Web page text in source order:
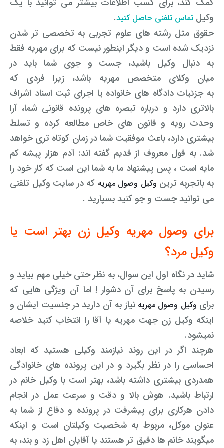
انتشار تصویر و فیلم اشخاص
مشاوره حقوقی جرم هک
مجازات های قانونی در بازی های آنلاین
مشاوره حقوقی جرم لواط
لواط دانش آموزان در مدرسه
مجازات جرم لواط
مشاوره حقوقی جرایم امنیتی داخلی و خارجی
اسید پاشی منتهی به قتل
اسید پاشی منتهی به صدمه
مشاوره حقوقی جرم کشف حجاب
مشاوره حقوقی جرم توهین به مقدسات مذهبی
جرم روزه خواری در ماه رمضان
اهانت به مقدسات مذهبی
اهانت شدید به مقدسات (ساب النبی)
اسید پاشی منتهی به از کار افتادن عضو
استفاده حمل نگهداری تعمیر ماهواره
مجازات حمل اسلحه بدون مجوز
مجازات شکار غیر مجاز
تبانی در معاملات دولتی
اوراق کردن اتومبیل بدون مجوز قانونی
مشاوره حقوقی جرم رشا و ارتشا
مشاوره حقوقی جرم خودکشی
مشاوره حقوقی آلودگی محیط زیست
مشاوره حقوقی مزاحمت واتساپی
اعاده دادرسی در دعوی حقوقی (غیر مالی)
اعاده دادرسی در دعوی حقوقی (مالی)
مشاوره رایگان با وکیل مواد مخدر
وکیل مواد مخدر
قانون آلودگی صوتی
شکایت از آلودگی صوتی
وکیل کیفری آنلاین
رویکرد حادثه بدون شاهد
مشاوره حقوقی تخریب
رفع بلاتکلیفی زن در طلاق
آموزش طلاق برای ازدواج با مرد بهتر
وکیل مرد برای طلاق
طلاق کی اقسام
حکم طلاق ۵ ساعته
همه چیز درباره عده طلاق بائن خلعی
اعلام آمادگی برای طلاق
چگونه طلاق بخواهیم؟
وکیل طلاق در گلستان
وکیل طلاق در اهواز
وکیل طلاق در تهران
وکیل طلاق در تبریز
وکیل طلاق در مازندران
وکیل طلاق کرج
وکیل طلاق خیانتی
وکیل ماهر برای طلاق
وکیل طلاق مشاوره رایگان
کمک کند، برای کسب اطلاعات بیشتر می توانید با یک
وکیل تماس تلفنی حاصل کنید.
حقوق مثل رشته های علوم تجربی به تخصصی تر شدن
نزدیک شده است و دیگر اینطور نیست که برای مهریه فقط
به دنبال وکیل باشید، جست و جوی شما باید در
میان وکلای متخصص مهریه باشد، زیرا فردی که
بهجزئیات دادگاه های خانواده یا اجرای ثبت اسناد اشراف
بالاتری دارد و درباره تبصره های پرونده قانونی شما، آرا
وحدت رویه و قانون های خاص مطالعه کرده و تسلط
بیشتری دارد،باعث موفقیت شما در زمان کوتاه تری خواهد
شد. به قول معروف از قدیم گفته اند: آدم هزار پیشه کم
مایه است ، پس پیشنهاد ما به شما این است که کار خود را
به باتجربه ترین وکیل وصول مهریه که در سایت وکیل تلفنی
می توانید جست و جو کنید بسپارید .
برای وصول مهریه وکیل زن بهتر است یا
وکیل مرد؟
شاید در نگاه اول این سوال، به نظر حتی خیلی مهم بیاید و
رسیدن به پاسخ برای آن دشوار ! اما آن ویژگی هایی که
برای وکیل وصول مهریه نیاز به آن دارید در جنسیت ایشان و
اینکه وکیل زن جهت مهریه یا آقا را انتخاب کنید خلاصه
نمیشود.
هرچند اگر در این روند نیازمند وکیلی هستید که ابعاد
احساسی را در نظر بگیرد و در این پرونده های خانوادگی
همدردی بیشتری داشته باشد، بهتر است با وکیل خانم در
ارتباط باشید. هوش بالا و دقت و سرعت عمل در انجام
دادن هرکاری برای پیشرفت در پرونده و دفاع از شما به
عنوان موکل، مربوط به شخصیت وکیلتان است و اینکه
میگویند خانم ها دقیق تر هستند یا آقایان اهل زد و بند، به